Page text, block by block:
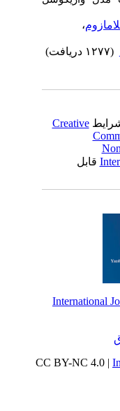
،
Creative
قابل
International